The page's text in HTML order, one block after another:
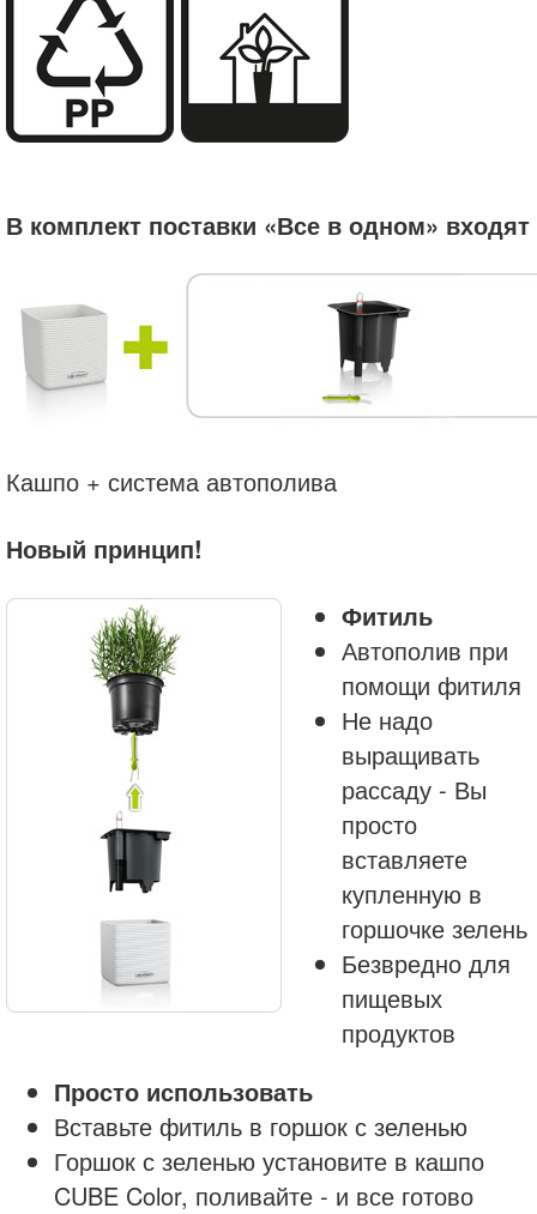
Легкие как перышко
Высококачественный пластик
Подходят для озеленения внутренних
помещений
В комплект поставки «Все в одном» входят
Кашпо + система автополива
Новый принцип!
Фитиль
Автополив при
помощи фитиля
Не надо
выращивать
рассаду - Вы
просто
вставляете
купленную в
горшочке зелень
Безвредно для
пищевых
продуктов
Просто использовать
Вставьте фитиль в горшок с зеленью
Горшок с зеленью установите в кашпо
CUBE Color, поливайте - и все готово